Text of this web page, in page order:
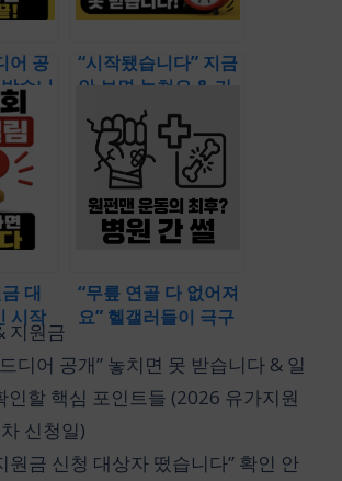
어 공
습니
먼저
트
원금
청
“시작됐습니다” 지금
안 보면 놓쳐요 & 가
능 여부까지 한 번에
보는 활용 가이드 (유
류비 지원금 대상 신
청기간 2차 신청일 기
간)
대
시작
바로
야 할
름
“무릎 연골 다 없어져
요” 헬갤러들이 극구
동법 디시 후기 (충격
적인 현실 100일 부
작용)
지원금
디어 공개” 놓치면 못 받습니다 & 일
인할 핵심 포인트들 (2026 유가지원
신청일)
원금 신청 대상자 떴습니다” 확인 안